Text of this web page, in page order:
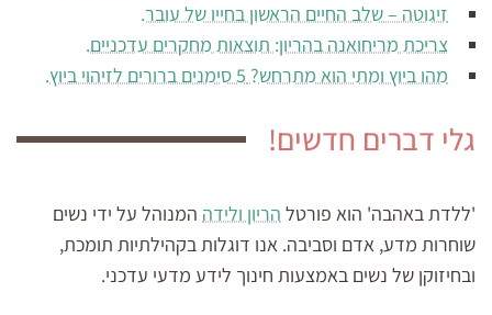
זיגוטה – שלב החיים הראשון בחייו של עובר.
צריכת מריחואנה בהריון: תוצאות מחקרים עדכניים.
מהו ביוץ ומתי הוא מתרחש? 5 סימנים ברורים לזיהוי ביוץ.
גלי דברים חדשים!
'ללדת באהבה' הוא פורטל הריון ולידה המנוהל על ידי נשים
שוחרות מדע, אדם וסביבה. אנו דוגלות בקהילתיות תומכת,
ובחיזוקן של נשים באמצעות חינוך לידע מדעי עדכני.